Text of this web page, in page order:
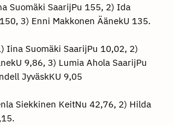
Suomäki SaarijPu 155, 2) Ida
3) Enni Makkonen ÄänekU 135.
Iina Suomäki SaarijPu 10,02, 2)
9,86, 3) Lumia Ahola SaarijPu
JyväskKU 9,05
Siekkinen KeitNu 42,76, 2) Hilda